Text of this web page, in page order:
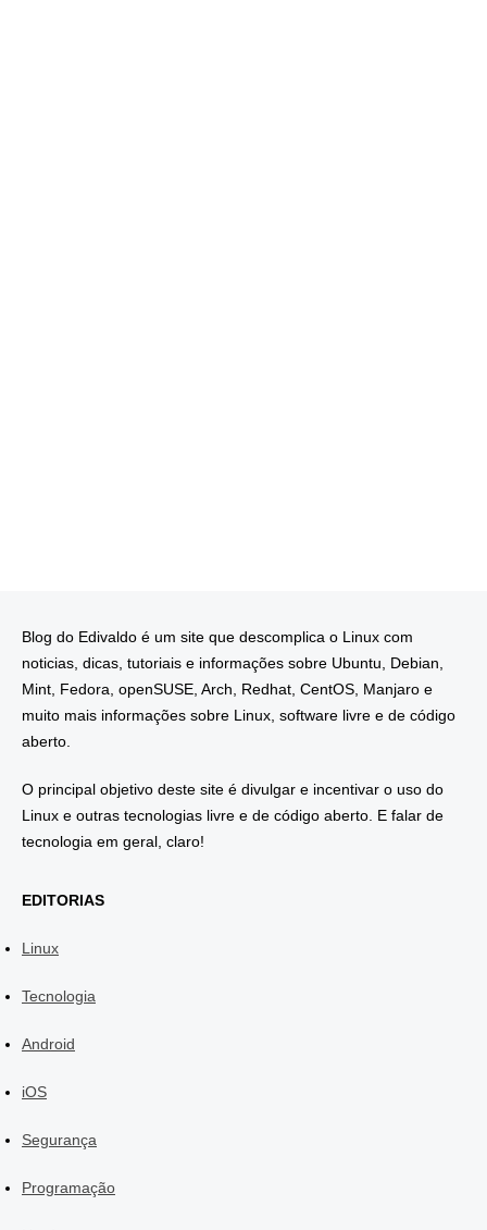
Blog do Edivaldo é um site que descomplica o Linux com
noticias, dicas, tutoriais e informações sobre Ubuntu, Debian,
Mint, Fedora, openSUSE, Arch, Redhat, CentOS, Manjaro e
muito mais informações sobre Linux, software livre e de código
aberto.
O principal objetivo deste site é divulgar e incentivar o uso do
Linux e outras tecnologias livre e de código aberto. E falar de
tecnologia em geral, claro!
EDITORIAS
Linux
Tecnologia
Android
iOS
Segurança
Programação